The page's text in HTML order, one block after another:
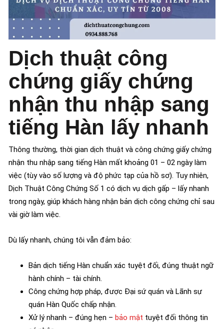
Dịch thuật công
chứng giấy chứng
nhận thu nhập sang
tiếng Hàn lấy nhanh
Thông thường, thời gian dịch thuật và công chứng giấy chứng
nhận thu nhập sang tiếng Hàn mất khoảng 01 – 02 ngày làm
việc (tùy vào số lượng và độ phức tạp của hồ sơ). Tuy nhiên,
Dịch Thuật Công Chứng Số 1 có dịch vụ dịch gấp – lấy nhanh
trong ngày, giúp khách hàng nhận bản dịch công chứng chỉ sau
vài giờ làm việc.
Dù lấy nhanh, chúng tôi vẫn đảm bảo:
Bản dịch tiếng Hàn chuẩn xác tuyệt đối, đúng thuật ngữ
hành chính – tài chính.
Công chứng hợp pháp, được Đại sứ quán và Lãnh sự
quán Hàn Quốc chấp nhận.
Xử lý nhanh – đúng hẹn – bảo mật tuyệt đối thông tin